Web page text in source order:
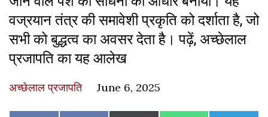
वज्रयान तंत्र की समावेशी प्रकृति को दर्शाता है, जो
सभी को बुद्धत्व का अवसर देता है। पढ़ें, अच्छेलाल
प्रजापति का यह आलेख
अच्छेलाल प्रजापति June 6, 2025